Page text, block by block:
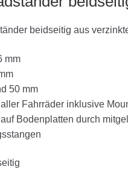
beidseitig aus
mm
50 mm
Fahrräder inklusive
Bodenplatten durch